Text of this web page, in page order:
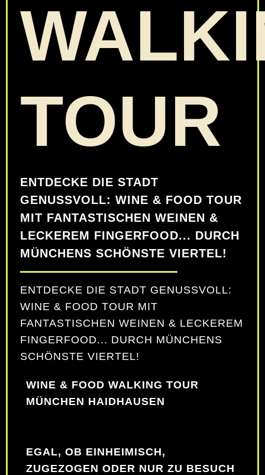
TOUR
ENTDECKE DIE STADT
GENUSSVOLL: WINE & FOOD TOUR
MIT FANTASTISCHEN WEINEN &
LECKEREM FINGERFOOD... DURCH
MÜNCHENS SCHÖNSTE VIERTEL!
ENTDECKE DIE STADT GENUSSVOLL:
WINE & FOOD TOUR MIT
FANTASTISCHEN WEINEN & LECKEREM
FINGERFOOD... DURCH MÜNCHENS
SCHÖNSTE VIERTEL!
WINE & FOOD WALKING TOUR
MÜNCHEN HAIDHAUSEN
EGAL, OB EINHEIMISCH,
ZUGEZOGEN ODER NUR ZU BESUCH